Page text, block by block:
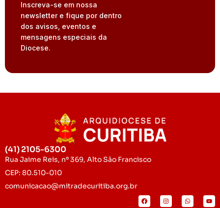
Inscreva-se em nossa
newsletter e fique por dentro
dos avisos, eventos e
mensagens especiais da
Diocese.
(41) 2105-6300
Rua Jaime Reis, nº 369, Alto São Francisco
CEP: 80.510-010
comunicacao@mitradecuritiba.org.br